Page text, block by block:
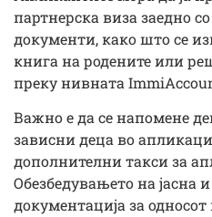
партнерска виза заедно
документи, како што се
книга на родените или
преку нивната
Важно е да се напомене
зависни деца во
дополнителни такси за
Обезбедувањето на јасна
документација за